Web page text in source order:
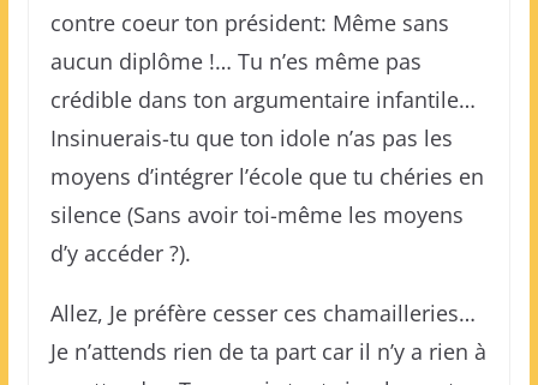
contre coeur ton président: Même sans
aucun diplôme !… Tu n’es même pas
crédible dans ton argumentaire infantile…
Insinuerais-tu que ton idole n’as pas les
moyens d’intégrer l’école que tu chéries en
silence (Sans avoir toi-même les moyens
d’y accéder ?).
Allez, Je préfère cesser ces chamailleries…
Je n’attends rien de ta part car il n’y a rien à